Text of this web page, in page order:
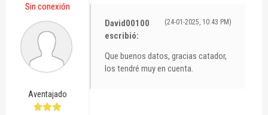
Sin conexión
Aventajado
(24-01-2025, 10:43 PM)
David00100
escribió:
Que buenos datos, gracias catador,
los tendré muy en cuenta.